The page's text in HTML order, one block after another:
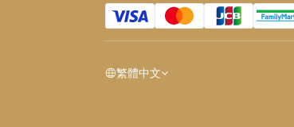
繁體中文